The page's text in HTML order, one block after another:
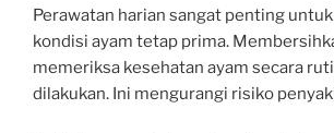
Perawatan harian sangat penting
kondisi ayam tetap prima.
memeriksa kesehatan ayam secara
dilakukan. Ini mengurangi risiko